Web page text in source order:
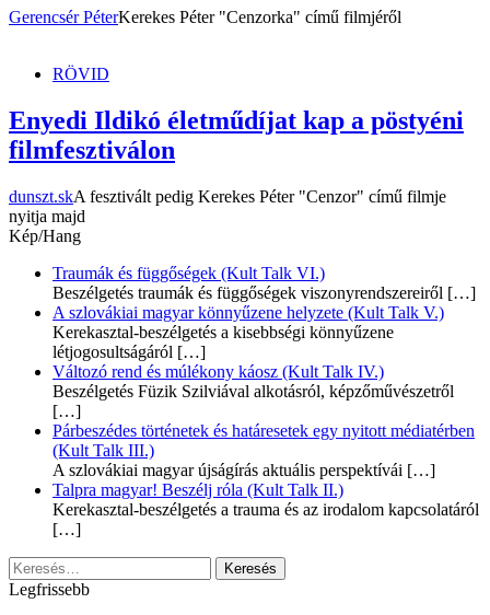
Gerencsér PéterKerekes Péter "Cenzorka" című filmjéről
RÖVID
Enyedi Ildikó életműdíjat kap a pöstyéni
filmfesztiválon
dunszt.skA fesztivált pedig Kerekes Péter "Cenzor" című filmje
nyitja majd
Kép/Hang
Traumák és függőségek (Kult Talk VI.)
Beszélgetés traumák és függőségek viszonyrendszereiről […]
A szlovákiai magyar könnyűzene helyzete (Kult Talk V.)
Kerekasztal-beszélgetés a kisebbségi könnyűzene
létjogosultságáról […]
Változó rend és múlékony káosz (Kult Talk IV.)
Beszélgetés Füzik Szilviával alkotásról, képzőművészetről
[…]
Párbeszédes történetek és határesetek egy nyitott médiatérben
(Kult Talk III.)
A szlovákiai magyar újságírás aktuális perspektívái […]
Talpra magyar! Beszélj róla (Kult Talk II.)
Kerekasztal-beszélgetés a trauma és az irodalom kapcsolatáról
[…]
Keresés:
Legfrissebb